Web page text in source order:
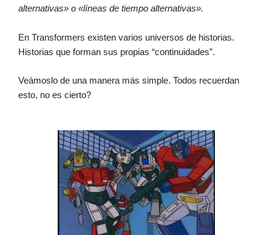
alternativas» o «líneas de tiempo alternativas».
En Transformers existen varios universos de historias.
Historias que forman sus propias “continuidades”.
Veámoslo de una manera más simple. Todos recuerdan
esto, no es cierto?